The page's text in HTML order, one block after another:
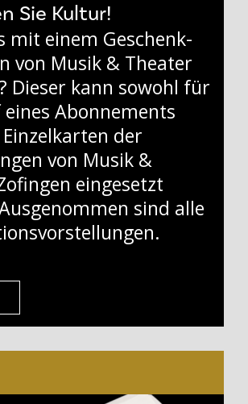
Sie Kultur!
mit einem Geschenk-
von Musik & Theater
Dieser kann sowohl für
Abonnements
der
von Musik &
eingesetzt
sind alle